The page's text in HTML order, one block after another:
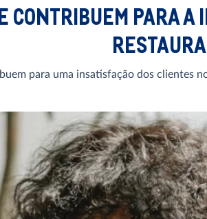
CONTRIBUEM PARA
para uma insatisfação dos clientes